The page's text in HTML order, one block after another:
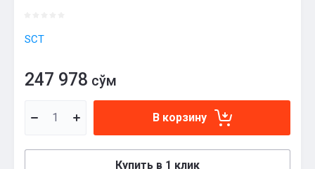
SCT
247 978 сўм
В корзину
Купить в 1 клик